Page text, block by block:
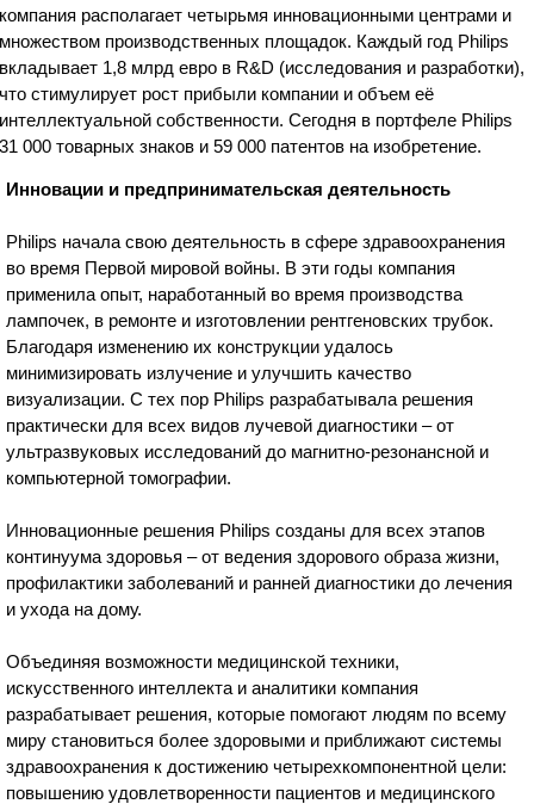
компания располагает четырьмя инновационными центрами и
множеством производственных площадок. Каждый год Philips
вкладывает 1,8 млрд евро в R&D (исследования и разработки),
что стимулирует рост прибыли компании и объем её
интеллектуальной собственности. Сегодня в портфеле Philips
31 000 товарных знаков и 59 000 патентов на изобретение.
Инновации и предпринимательская деятельность
Philips начала свою деятельность в сфере здравоохранения
во время Первой мировой войны. В эти годы компания
применила опыт, наработанный во время производства
лампочек, в ремонте и изготовлении рентгеновских трубок.
Благодаря изменению их конструкции удалось
минимизировать излучение и улучшить качество
визуализации. С тех пор Philips разрабатывала решения
практически для всех видов лучевой диагностики – от
ультразвуковых исследований до магнитно-резонансной и
компьютерной томографии.
Инновационные решения Philips созданы для всех этапов
континуума здоровья – от ведения здорового образа жизни,
профилактики заболеваний и ранней диагностики до лечения
и ухода на дому.
Объединяя возможности медицинской техники,
искусственного интеллекта и аналитики компания
разрабатывает решения, которые помогают людям по всему
миру становиться более здоровыми и приближают системы
здравоохранения к достижению четырехкомпонентной цели:
повышению удовлетворенности пациентов и медицинского